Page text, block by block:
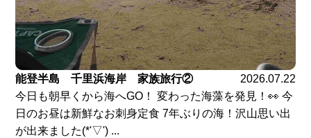
能登半島 千里浜海岸 家族旅行②
2026.07.22
今日も朝早くから海へGO！ 変わった海藻を発見！👀 今
日のお昼は新鮮なお刺身定食 7年ぶりの海！沢山思い出
が出来ました(*'▽') ...